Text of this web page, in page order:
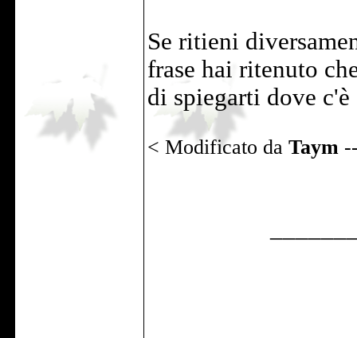
Se ritieni
frase hai ritenuto
di spiegarti dove
< Modificato da Taym